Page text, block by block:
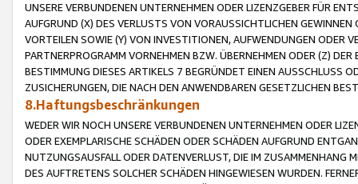
UNSERE VERBUNDENEN UNTERNEHMEN ODER LIZENZGEBER FÜR
AUFGRUND (X) DES VERLUSTS VON VORAUSSICHTLICHEN
VORTEILEN SOWIE (Y) VON INVESTITIONEN, AUFWENDUNGEN ODER
PARTNERPROGRAMM VORNEHMEN BZW. ÜBERNEHMEN ODER (Z)
BESTIMMUNG DIESES ARTIKELS 7 BEGRÜNDET EINEN AUSSCHLUSS
ZUSICHERUNGEN, DIE NACH DEN ANWENDBAREN GESETZLICHEN
8.Haftungsbeschränkungen
WEDER WIR NOCH UNSERE VERBUNDENEN UNTERNEHMEN ODER
ODER EXEMPLARISCHE SCHÄDEN ODER SCHÄDEN AUFGRUND
NUTZUNGSAUSFALL ODER DATENVERLUST, DIE IM ZUSAMMENHANG
DES AUFTRETENS SOLCHER SCHÄDEN HINGEWIESEN WURDEN.